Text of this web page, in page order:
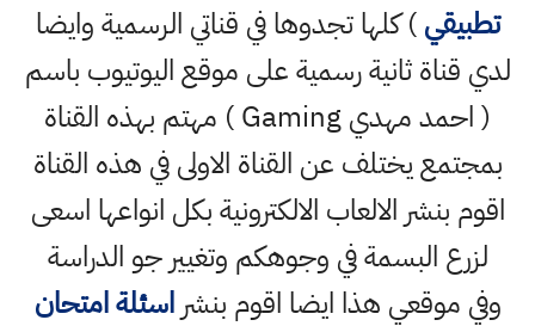
تطبيقي) كلها تجدوها في قناتي الرسمية وايضا
لدي قناة ثانية رسمية على موقع اليوتيوب باسم
( احمد مهدي Gaming ) مهتم بهذه القناة
بمجتمع يختلف عن القناة الاولى في هذه القناة
اقوم بنشر الالعاب الالكترونية بكل انواعها اسعى
لزرع البسمة في وجوهكم وتغيير جو الدراسة
وفي موقعي هذا ايضا اقوم بنشراسئلة امتحان